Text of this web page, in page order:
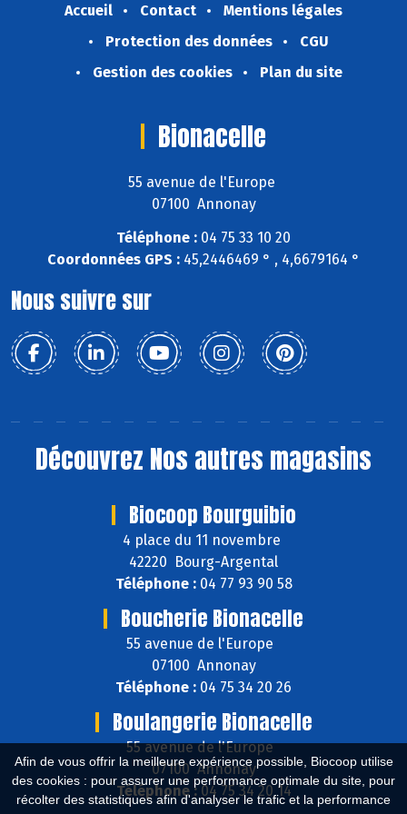
Afin de vous offrir la meilleure expérience possible, Biocoop utilise
des cookies : pour assurer une performance optimale du site, pour
récolter des statistiques afin d'analyser le trafic et la performance
Accueil Contact
Mentions légales
Protection des données
CGU
Gestion des cookies
Plan du site
Bionacelle
55 avenue de l'Europe
07100 Annonay
Téléphone : 04 75 33 10 20
Coordonnées GPS : 45,2446469 ° , 4,6679164 °
Nous suivre sur
Découvrez Nos autres magasins
Biocoop Bourguibio
4 place du 11 novembre
42220 Bourg-Argental
Téléphone :04 77 93 90 58
Boucherie Bionacelle
55 avenue de l'Europe
07100 Annonay
Téléphone : 04 75 34 20 26
Boulangerie Bionacelle
55 avenue de l'Europe
07100 Annonay
Téléphone :04 75 34 20 14